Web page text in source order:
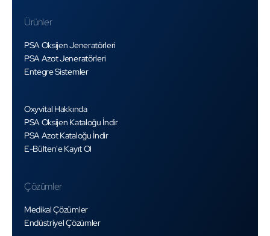
Ürünler
PSA Oksijen Jeneratörleri
PSA Azot Jeneratörleri
Entegre Sistemler
Oxyvital Hakkında
PSA Oksijen Kataloğu İndir
PSA Azot Kataloğu İndir
E-Bülten'e Kayıt Ol
Çözümler
Medikal Çözümler
Endüstriyel Çözümler